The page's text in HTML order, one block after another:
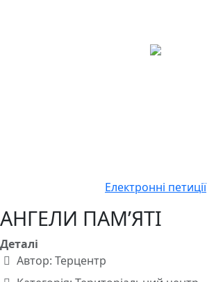
Електронні петиції
АНГЕЛИ ПАМ’ЯТІ
Деталі
Автор: Терцентр